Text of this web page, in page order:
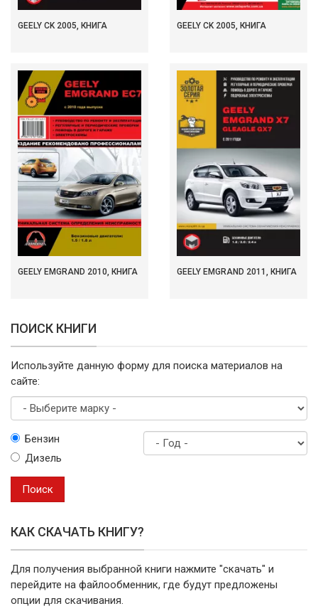
GEELY CK 2005, КНИГА GEELY CK 2005, КНИГА
GEELY EMGRAND 2010, КНИГА GEELY EMGRAND 2011, КНИГА
ПОИСК КНИГИ
Используйте данную форму для поиска материалов на
сайте:
маркуБензин
Дизель
Поиск
КАК СКАЧАТЬ КНИГУ?
Для получения выбранной книги нажмите "скачать" и
перейдите на файлообменник, где будут предложены
опции для скачивания.